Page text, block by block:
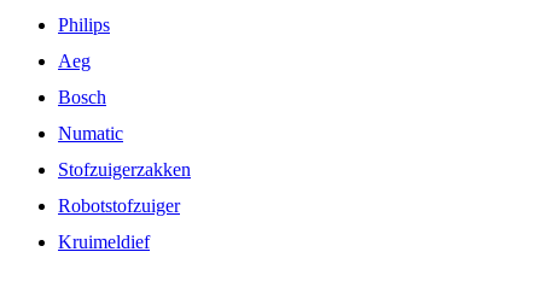
Philips
Aeg
Bosch
Numatic
Stofzuigerzakken
Robotstofzuiger
Kruimeldief